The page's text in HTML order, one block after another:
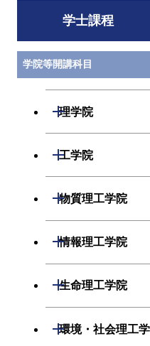
学士課程
学院等開講科目
理学院
開閉
化学系
初年次専
創造プロ
工学院
開閉
機械系
電気電子
経営工学
物質理工学院
開閉
材料系
初年次専
情報理工学院
開閉
数理・計
生命理工学院
開閉
生命理工
環境・社会理工
開閉